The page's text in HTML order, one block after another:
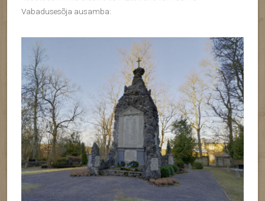
Vabadusesõja ausamba: